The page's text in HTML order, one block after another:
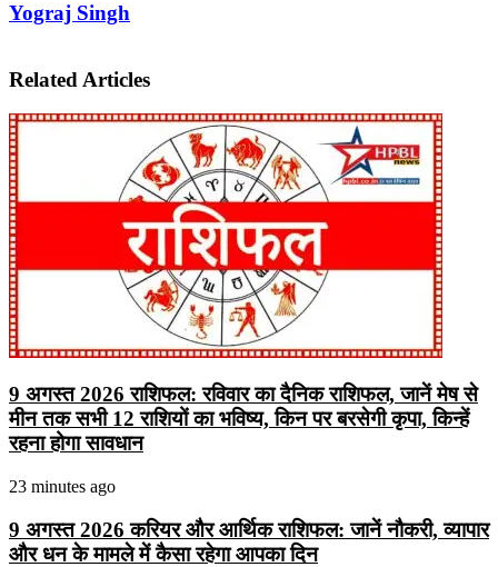
Yograj Singh
Related Articles
9 अगस्त 2026 राशिफल: रविवार का दैनिक राशिफल, जानें मेष से
मीन तक सभी 12 राशियों का भविष्य, किन पर बरसेगी कृपा, किन्हें
रहना होगा सावधान
23 minutes ago
9 अगस्त 2026 करियर और आर्थिक राशिफल: जानें नौकरी, व्यापार
और धन के मामले में कैसा रहेगा आपका दिन